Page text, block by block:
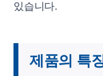
있습니다.
제품의 특